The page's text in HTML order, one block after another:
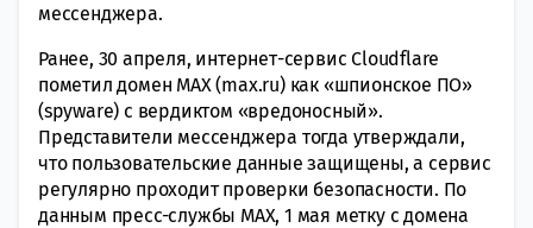
мессенджера.
Ранее, 30 апреля, интернет-сервис Cloudflare
пометил домен MAX (max.ru) как «шпионское ПО»
(spyware) с вердиктом «вредоносный».
Представители мессенджера тогда утверждали,
что пользовательские данные защищены, а сервис
регулярно проходит проверки безопасности. По
данным пресс-службы MAX, 1 мая метку с домена